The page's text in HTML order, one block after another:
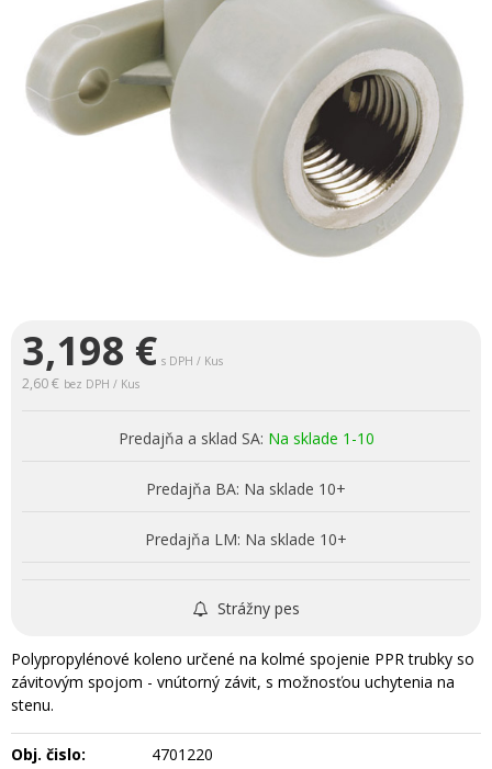
3,198 € s DPH / Kus
2,60 € bez DPH / Kus
Predajňa a sklad SA: Na sklade 1-10
Predajňa BA: Na sklade 10+
Predajňa LM: Na sklade 10+
Strážny pes
Polypropylénové koleno určené na kolmé spojenie PPR trubky so
závitovým spojom - vnútorný závit, s možnosťou uchytenia na
stenu.
Obj. čislo:
4701220